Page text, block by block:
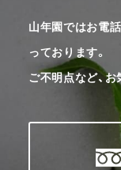
山年園ではお電
っております。
ご不明点など、